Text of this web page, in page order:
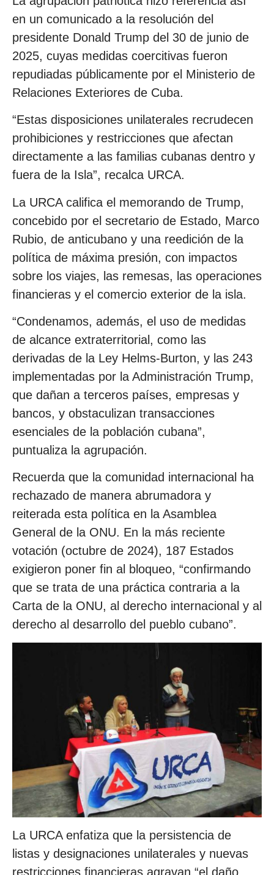
en un comunicado a la resolución del
presidente Donald Trump del 30 de junio de
2025, cuyas medidas coercitivas fueron
repudiadas públicamente por el Ministerio de
Relaciones Exteriores de Cuba.
“Estas disposiciones unilaterales recrudecen
prohibiciones y restricciones que afectan
directamente a las familias cubanas dentro y
fuera de la Isla”, recalca URCA.
La URCA califica el memorando de Trump,
concebido por el secretario de Estado, Marco
Rubio, de anticubano y una reedición de la
política de máxima presión, con impactos
sobre los viajes, las remesas, las operaciones
financieras y el comercio exterior de la isla.
“Condenamos, además, el uso de medidas
de alcance extraterritorial, como las
derivadas de la Ley Helms-Burton, y las 243
implementadas por la Administración Trump,
que dañan a terceros países, empresas y
bancos, y obstaculizan transacciones
esenciales de la población cubana”,
puntualiza la agrupación.
Recuerda que la comunidad internacional ha
rechazado de manera abrumadora y
reiterada esta política en la Asamblea
General de la ONU. En la más reciente
votación (octubre de 2024), 187 Estados
exigieron poner fin al bloqueo, “confirmando
que se trata de una práctica contraria a la
Carta de la ONU, al derecho internacional y al
derecho al desarrollo del pueblo cubano”.
La URCA enfatiza que la persistencia de
listas y designaciones unilaterales y nuevas
restricciones financieras agravan “el daño